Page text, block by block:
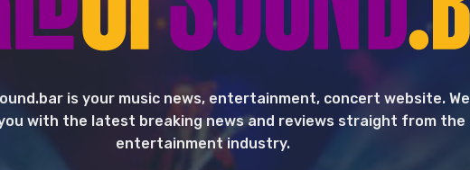
is your music news, entertainment, concert website. We
with the latest breaking news and reviews straight from the
entertainment industry.